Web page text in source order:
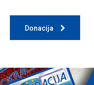
Donacija